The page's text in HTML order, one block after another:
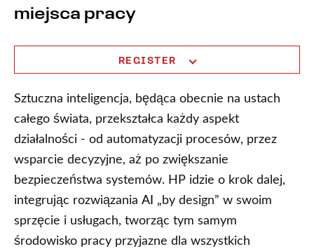
miejsca pracy
REGISTER
Sztuczna inteligencja, będąca obecnie na ustach
całego świata, przekształca każdy aspekt
działalności - od automatyzacji procesów, przez
wsparcie decyzyjne, aż po zwiększanie
bezpieczeństwa systemów. HP idzie o krok dalej,
integrując rozwiązania AI „by design” w swoim
sprzęcie i usługach, tworząc tym samym
środowisko pracy przyjazne dla wszystkich